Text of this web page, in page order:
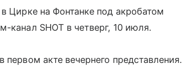
Цирке на Фонтанке под акробатом
канал SHOT в четверг, 10 июля.
акте вечернего представления.